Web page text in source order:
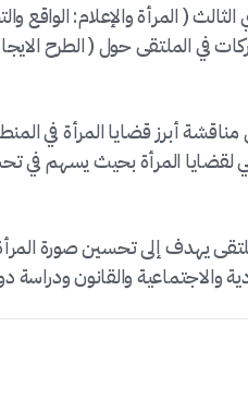
( المرأة والإعلام:
مناقشة أبرز قضايا المرأة في
لقضايا المرأة بحيث يسهم
يهدف إلى تحسين صورة
والاجتماعية والقانون ودراسة